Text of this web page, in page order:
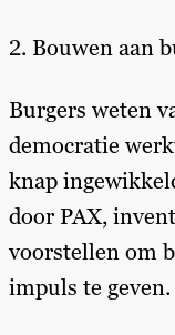
2. Bouwen aan
Burgers weten
democratie
knap
door PAX,
voorstellen om
impuls te geven.